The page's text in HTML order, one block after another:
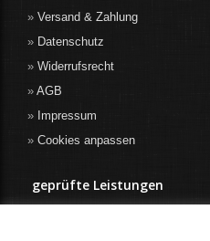
Versand & Zahlung
Datenschutz
Widerrufsrecht
AGB
Impressum
Cookies anpassen
geprüfte Leistungen